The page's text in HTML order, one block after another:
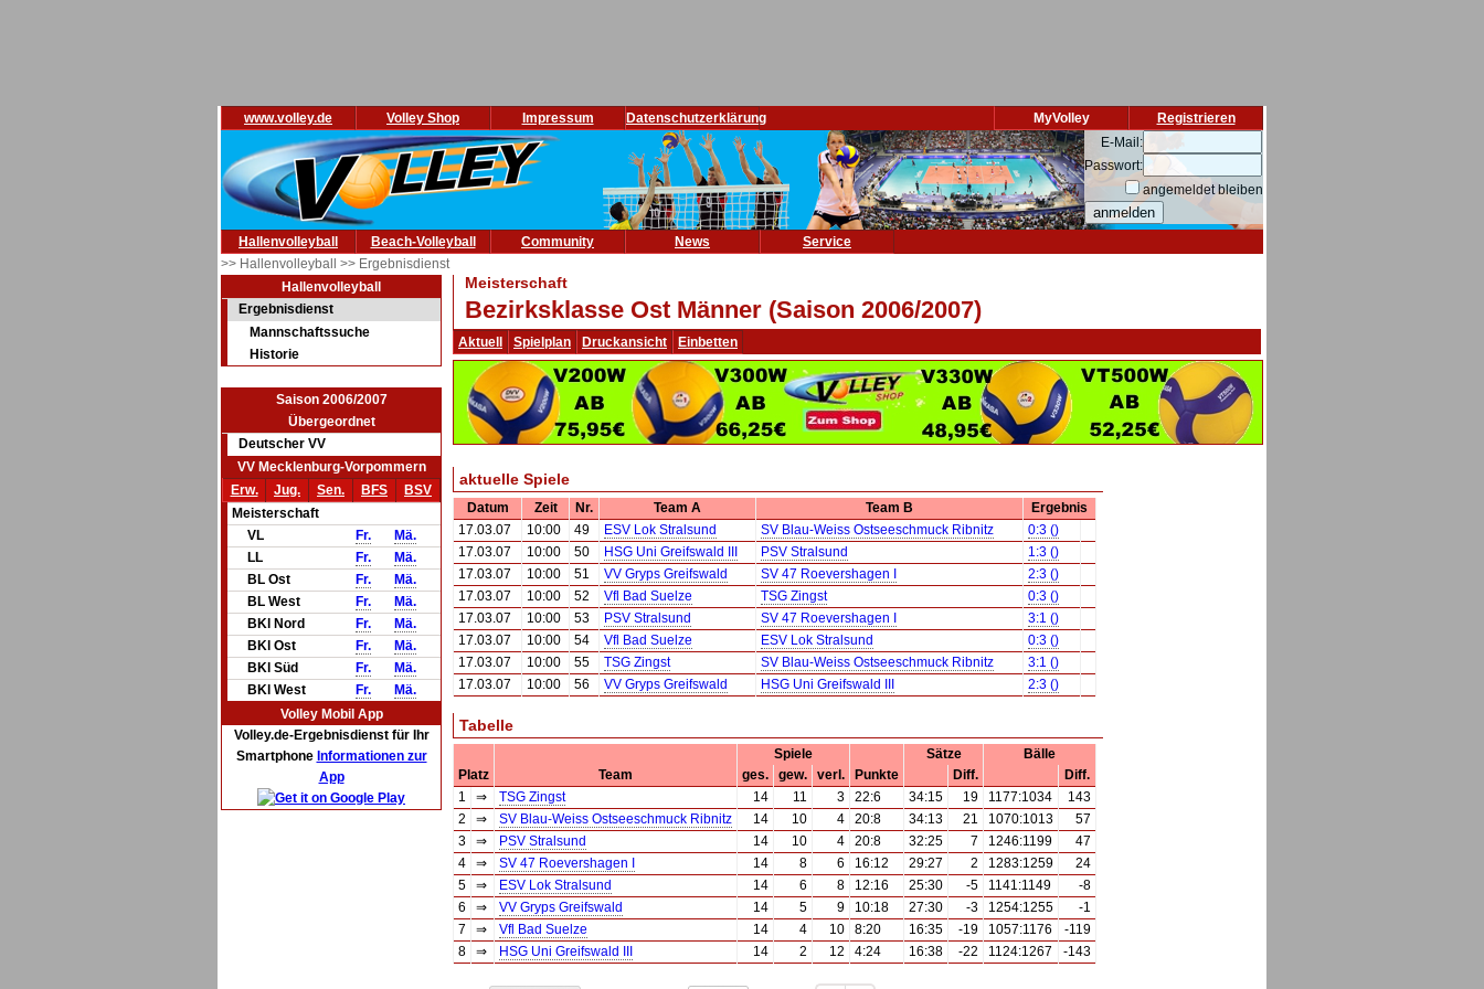
www.volley.de Volley Shop Impressum Datenschutzerklärung Registrieren
MyVolley
E-Mail:
Passwort:
angemeldet bleiben
Hallenvolleyball Beach-Volleyball Community News
Service
>> Hallenvolleyball >> Ergebnisdienst
Hallenvolleyball
Ergebnisdienst
Mannschaftssuche
Historie
Saison 2006/2007
Übergeordnet
Deutscher VV
VV Mecklenburg-Vorpommern
Erw.
Jug. Sen. BFS
BSV
Meisterschaft
VL
Fr.
Mä.
LL
Fr.
Mä.
BL Ost
Fr.
Mä.
BL West
Fr.
Mä.
BKl Nord
Fr.
Mä.
BKl Ost
Fr.
Mä.
BKl Süd
Fr.
Mä.
BKl West
Fr.
Mä.
Volley Mobil App
Volley.de-Ergebnisdienst für Ihr
Smartphone Informationen zur
App
Meisterschaft
Bezirksklasse Ost Männer (Saison 2006/2007)
Aktuell Spielplan Druckansicht Einbetten
aktuelle Spiele
Datum Zeit Nr. Team A Team B
Ergebnis
17.03.07
10:00 49 ESV Lok Stralsund SV Blau-Weiss Ostseeschmuck Ribnitz
0:3 ()
17.03.07
10:00 50 HSG Uni Greifswald III PSV Stralsund
1:3 ()
17.03.07
10:00 51 VV Gryps Greifswald SV 47 Roevershagen I
2:3 ()
17.03.07
10:00 52 Vfl Bad Suelze TSG Zingst
0:3 ()
17.03.07
10:00 53 PSV Stralsund SV 47 Roevershagen I
3:1 ()
17.03.07
10:00 54 Vfl Bad Suelze ESV Lok Stralsund
0:3 ()
17.03.07
10:00 55 TSG Zingst SV Blau-Weiss Ostseeschmuck Ribnitz
3:1 ()
17.03.07
10:00 56 VV Gryps Greifswald HSG Uni Greifswald III 2:3 ()
Tabelle
Spiele Sätze
Bälle
Platz
Team ges. gew. verl. Punkte Diff.
Diff.
1
⇒ TSG Zingst 14 11 3 22:6 34:15 19 1177:1034
143
2
⇒ SV Blau-Weiss Ostseeschmuck Ribnitz 14 10 4 20:8 34:13 21 1070:1013
57
3
⇒ PSV Stralsund 14 10 4 20:8 32:25 7 1246:1199
47
4
⇒ SV 47 Roevershagen I 14 8 6 16:12 29:27 2 1283:1259
24
5
⇒ ESV Lok Stralsund 14 6 8 12:16 25:30 -5 1141:1149
-8
6
⇒ VV Gryps Greifswald 14 5 9 10:18 27:30 -3 1254:1255
-1
7
⇒ Vfl Bad Suelze 14 4 10 8:20 16:35 -19 1057:1176
-119
8
⇒ HSG Uni Greifswald III 14 2 12 4:24 16:38 -22 1124:1267 -143